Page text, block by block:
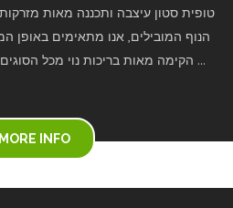
טופית סטון עיצבה ותכננה מאות מזרקות
הנוף המובילים, אנו מתאימים באופן
הקימה מאות בריכות נוי מכל הסוגים ובכל הגדלים. לצוותים שלנו ...
MORE INFO